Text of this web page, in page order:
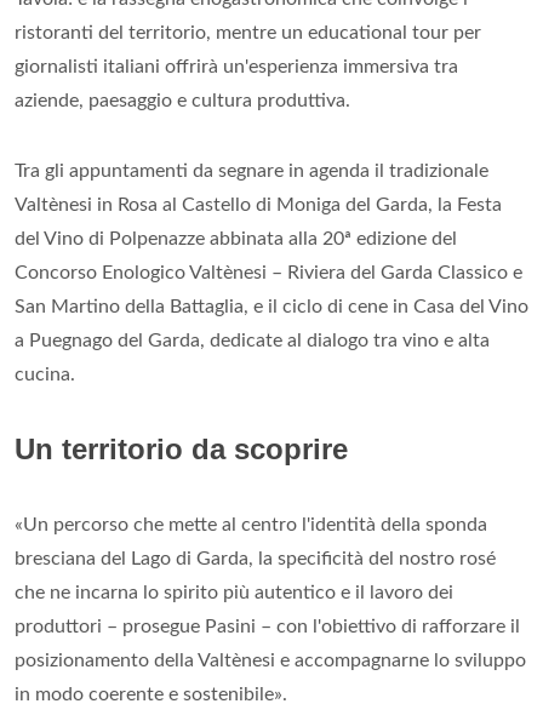
ristoranti del territorio, mentre un educational tour per
giornalisti italiani offrirà un'esperienza immersiva tra
aziende, paesaggio e cultura produttiva.
Tra gli appuntamenti da segnare in agenda il tradizionale
Valtènesi in Rosa al Castello di Moniga del Garda, la Festa
del Vino di Polpenazze abbinata alla 20ª edizione del
Concorso Enologico Valtènesi – Riviera del Garda Classico e
San Martino della Battaglia, e il ciclo di cene in Casa del Vino
a Puegnago del Garda, dedicate al dialogo tra vino e alta
cucina.
Un territorio da scoprire
«Un percorso che mette al centro l'identità della sponda
bresciana del Lago di Garda, la specificità del nostro rosé
che ne incarna lo spirito più autentico e il lavoro dei
produttori – prosegue Pasini – con l'obiettivo di rafforzare il
posizionamento della Valtènesi e accompagnarne lo sviluppo
in modo coerente e sostenibile».